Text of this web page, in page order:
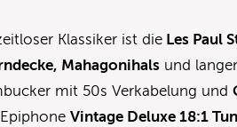
Klassiker ist die Les Paul
Mahagonihals und
mit 50s Verkabelung und
Vintage Deluxe 18:1